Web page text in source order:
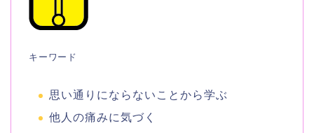
キーワード
思い通りにならないことから学ぶ
他人の痛みに気づく